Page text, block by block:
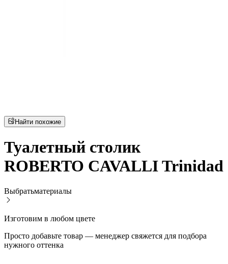
Найти похожие
Туалетный столик
ROBERTO CAVALLI Trinidad
Выбратьматериалы
Изготовим в любом цвете
Просто добавьте товар — менеджер свяжется для подбора
нужного оттенка